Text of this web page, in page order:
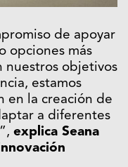
de apoyar
opciones más
nuestros objetivos
estamos
en la creación de
a diferentes
explica Seana